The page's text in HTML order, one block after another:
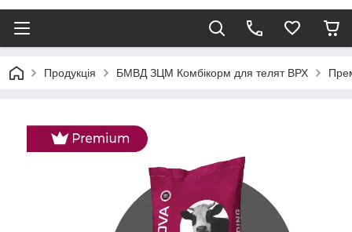
Продукція БМВД ЗЦМ Комбікорм для телят ВРХ